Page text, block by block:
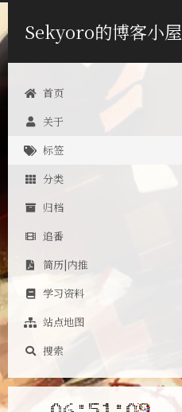
Sekyoro的博客小屋
首页
关于
标签
分类
归档
追番
简历|内推
学习资料
站点地图
搜索